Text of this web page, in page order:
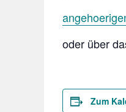
oder über
Zum